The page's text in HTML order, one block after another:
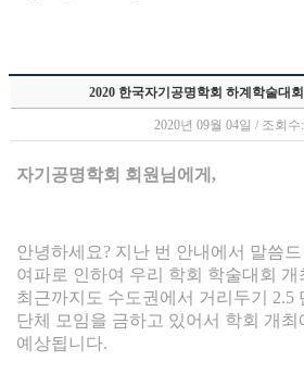
2020 한국자기공명학회 하계학술대
2020년 09월 04일 / 조회수
자기공명학회 회원님에게 ,
안녕하세요? 지난 번 안내에서 말씀
여파로 인하여 우리 학회 학술대회
최근까지도 수도권에서 거리두기 2.5
단체 모임을 금하고 있어서 학회 개최
예상됩니다.